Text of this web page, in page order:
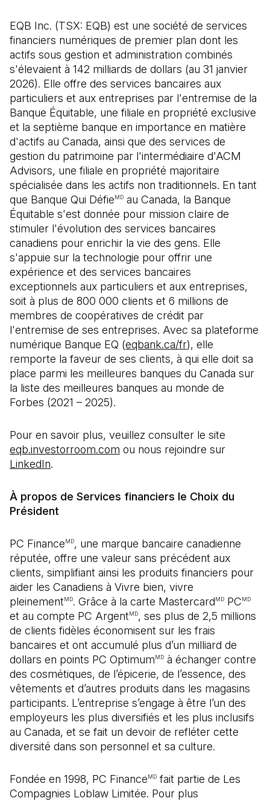
EQB Inc. (TSX: EQB) est une société de services
financiers numériques de premier plan dont les
actifs sous gestion et administration combinés
s'élevaient à 142 milliards de dollars (au 31 janvier
2026). Elle offre des services bancaires aux
particuliers et aux entreprises par l'entremise de la
Banque Équitable, une filiale en propriété exclusive
et la septième banque en importance en matière
d'actifs au Canada, ainsi que des services de
gestion du patrimoine par l'intermédiaire d'ACM
Advisors, une filiale en propriété majoritaire
spécialisée dans les actifs non traditionnels. En tant
que Banque Qui DéfieMD au Canada, la Banque
Équitable s'est donnée pour mission claire de
stimuler l'évolution des services bancaires
canadiens pour enrichir la vie des gens. Elle
s'appuie sur la technologie pour offrir une
expérience et des services bancaires
exceptionnels aux particuliers et aux entreprises,
soit à plus de 800 000 clients et 6 millions de
membres de coopératives de crédit par
l'entremise de ses entreprises. Avec sa plateforme
numérique Banque EQ (eqbank.ca/fr), elle
remporte la faveur de ses clients, à qui elle doit sa
place parmi les meilleures banques du Canada sur
la liste des meilleures banques au monde de
Forbes (2021 – 2025).
Pour en savoir plus, veuillez consulter le site
eqb.investorroom.com ou nous rejoindre sur
LinkedIn.
À propos de Services financiers le Choix du
Président
PC FinanceMD, une marque bancaire canadienne
réputée, offre une valeur sans précédent aux
clients, simplifiant ainsi les produits financiers pour
aider les Canadiens à Vivre bien, vivre
pleinementMD. Grâce à la carte MastercardMD PCMD
et au compte PC ArgentMD, ses plus de 2,5 millions
de clients fidèles économisent sur les frais
bancaires et ont accumulé plus d’un milliard de
dollars en points PC OptimumMD à échanger contre
des cosmétiques, de l’épicerie, de l’essence, des
vêtements et d’autres produits dans les magasins
participants. L’entreprise s’engage à être l’un des
employeurs les plus diversifiés et les plus inclusifs
au Canada, et se fait un devoir de refléter cette
diversité dans son personnel et sa culture.
Fondée en 1998, PC FinanceMD fait partie de Les
Compagnies Loblaw Limitée. Pour plus